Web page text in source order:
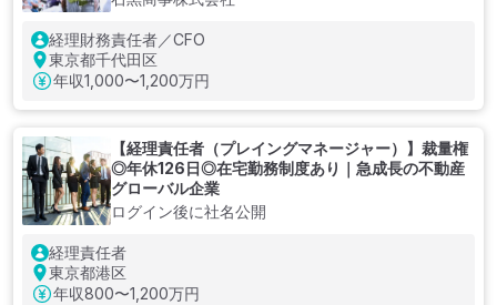
経理財務責任者／CFO
東京都千代田区
年収1,000〜1,200万円
【経理責任者（プレイングマネージャー）】裁量権
◎年休126日◎在宅勤務制度あり｜急成長の不動産
グローバル企業
ログイン後に社名公開
経理責任者
東京都港区
年収800〜1,200万円